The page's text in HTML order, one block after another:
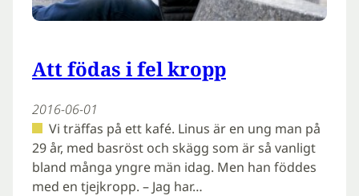
Att födas i fel kropp
2016-06-01
Vi träffas på ett kafé. Linus är en ung man på
29 år, med basröst och skägg som är så vanligt
bland många yngre män idag. Men han föddes
med en tjejkropp. – Jag har…